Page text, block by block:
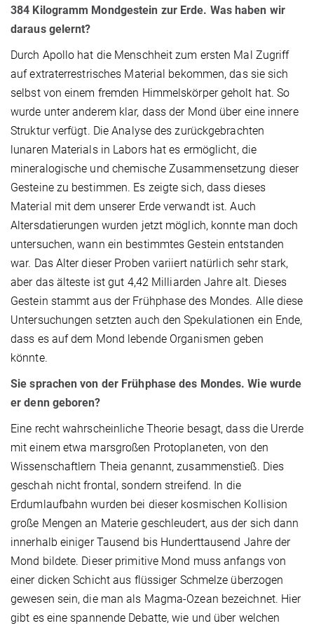
384 Kilogramm Mondgestein zur Erde. Was haben wir
daraus gelernt?
Durch Apollo hat die Menschheit zum ersten Mal Zugriff
auf extraterrestrisches Material bekommen, das sie sich
selbst von einem fremden Himmelskörper geholt hat. So
wurde unter anderem klar, dass der Mond über eine innere
Struktur verfügt. Die Analyse des zurückgebrachten
lunaren Materials in Labors hat es ermöglicht, die
mineralogische und chemische Zusammensetzung dieser
Gesteine zu bestimmen. Es zeigte sich, dass dieses
Material mit dem unserer Erde verwandt ist. Auch
Altersdatierungen wurden jetzt möglich, konnte man doch
untersuchen, wann ein bestimmtes Gestein entstanden
war. Das Alter dieser Proben variiert natürlich sehr stark,
aber das älteste ist gut 4,42 Milliarden Jahre alt. Dieses
Gestein stammt aus der Frühphase des Mondes. Alle diese
Untersuchungen setzten auch den Spekulationen ein Ende,
dass es auf dem Mond lebende Organismen geben
könnte.
Sie sprachen von der Frühphase des Mondes. Wie wurde
er denn geboren?
Eine recht wahrscheinliche Theorie besagt, dass die Urerde
mit einem etwa marsgroßen Protoplaneten, von den
Wissenschaftlern Theia genannt, zusammenstieß. Dies
geschah nicht frontal, sondern streifend. In die
Erdumlaufbahn wurden bei dieser kosmischen Kollision
große Mengen an Materie geschleudert, aus der sich dann
innerhalb einiger Tausend bis Hunderttausend Jahre der
Mond bildete. Dieser primitive Mond muss anfangs von
einer dicken Schicht aus flüssiger Schmelze überzogen
gewesen sein, die man als Magma-Ozean bezeichnet. Hier
gibt es eine spannende Debatte, wie und über welchen